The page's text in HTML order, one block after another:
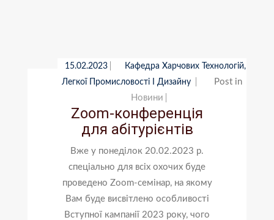
15.02.2023
Кафедра Харчових Технологій,
Легкої Промисловості І Дизайну
Post in
Новини
Zoom-конференція
для абітурієнтів
Вже у понеділок 20.02.2023 р.
спеціально для всіх охочих буде
проведено Zoom-семінар, на якому
Вам буде висвітлено особливості
Вступної кампанії 2023 року, чого